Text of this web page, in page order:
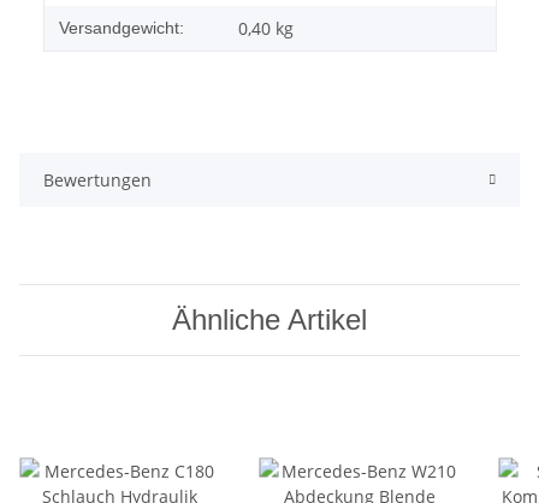
Versandgewicht: 0,40 kg
Bewertungen
Ähnliche Artikel